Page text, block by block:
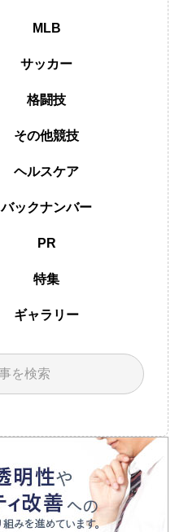
MLB
サッカー
格闘技
その他競技
ヘルスケア
バックナンバー
PR
特集
ギャラリー